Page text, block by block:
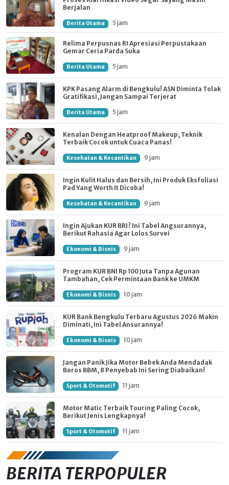
Berjalan
Berita Utama 5 jam
Relima Perpusnas RI Apresiasi Perpustakaan
Gemar Ceria Parda Suka
Berita Utama 5 jam
KPK Pasang Alarm di Bengkulu! ASN Diminta Tolak
Gratifikasi, Jangan Sampai Terjerat
Berita Utama 5 jam
Kenalan Dengan Heatproof Makeup, Teknik
Terbaik Cocok untuk Cuaca Panas!
Kesehatan & Kecantikan 9 jam
Ingin Kulit Halus dan Bersih, Ini Produk Eksfoliasi
Pad Yang Worth It Dicoba!
Kesehatan & Kecantikan 9 jam
Ingin Ajukan KUR BRI? Ini Tabel Angsurannya,
Berikut Rahasia Agar Lolos Survei
Ekonomi & Bisnis 9 jam
Program KUR BNI Rp 100 Juta Tanpa Agunan
Tambahan, Cek Permintaan Bank ke UMKM
Ekonomi & Bisnis 10 jam
KUR Bank Bengkulu Terbaru Agustus 2026 Makin
Diminati, Ini Tabel Ansurannya!
Ekonomi & Bisnis 10 jam
Jangan Panik Jika Motor Bebek Anda Mendadak
Boros BBM, 8 Penyebab Ini Sering Diabaikan!
Sport & Otomotif 11 jam
Motor Matic Terbaik Touring Paling Cocok,
Berikut Jenis Lengkapnya!
Sport & Otomotif 11 jam
BERITA TERPOPULER